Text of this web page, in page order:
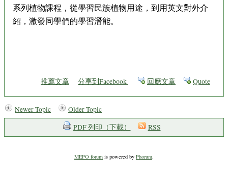
系列植物課程，從學習民族植物用途，到用英文對外介
紹，激發同學們的學習潛能。
推薦文章 分享到Facebook 回應文章 Quote
Newer Topic
Older Topic
PDF 列印（下載）
RSS
MEPO forum is powered by Phorum.